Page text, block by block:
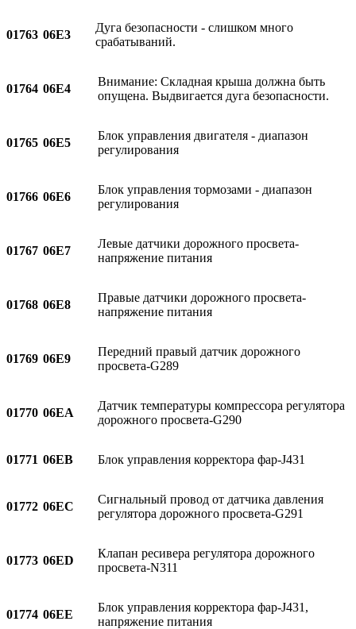
01763 06E3
Дуга безопасности - слишком много
срабатываний.
01764 06E4
Внимание: Складная крыша должна быть
опущена. Выдвигается дуга безопасности.
01765 06E5
Блок управления двигателя - диапазон
регулирования
01766 06E6
Блок управления тормозами - диапазон
регулирования
01767 06E7
Левые датчики дорожного просвета-
напряжение питания
01768 06E8
Правые датчики дорожного просвета-
напряжение питания
01769 06E9
Передний правый датчик дорожного
просвета-G289
01770 06EA
Датчик температуры компрессора регулятора
дорожного просвета-G290
01771 06EB Блок управления корректора фар-J431
01772 06EC
Сигнальный провод от датчика давления
регулятора дорожного просвета-G291
01773 06ED
Клапан ресивера регулятора дорожного
просвета-N311
01774 06EE
Блок управления корректора фар-J431,
напряжение питания